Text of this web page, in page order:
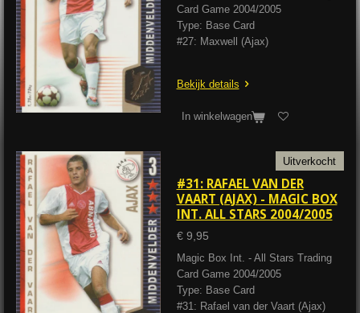
Card Game 2004/2005
Type: Base Card
#27: Maxwell (Ajax)
Bekijk details
In winkelwagen
Uitverkocht
#31: RAFAEL VAN DER
VAART (AJAX) - MAGIC BOX
INT. ALL STARS 2004/2005
€ 9,95
Magic Box Int. - All Stars Trading
Card Game 2004/2005
Type: Base Card
#31: Rafael van der Vaart (Ajax)